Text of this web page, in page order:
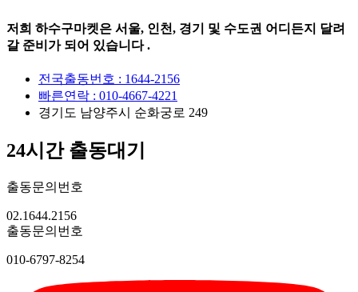
저희 하수구마켓은 서울, 인천, 경기 및 수도권 어디든지 달려
갈 준비가 되어 있습니다 .
전국출동번호 : 1644-2156
빠른연락 : 010-4667-4221
경기도 남양주시 순화궁로 249
24시간 출동대기
출동문의번호
02.1644.2156
출동문의번호
010-6797-8254